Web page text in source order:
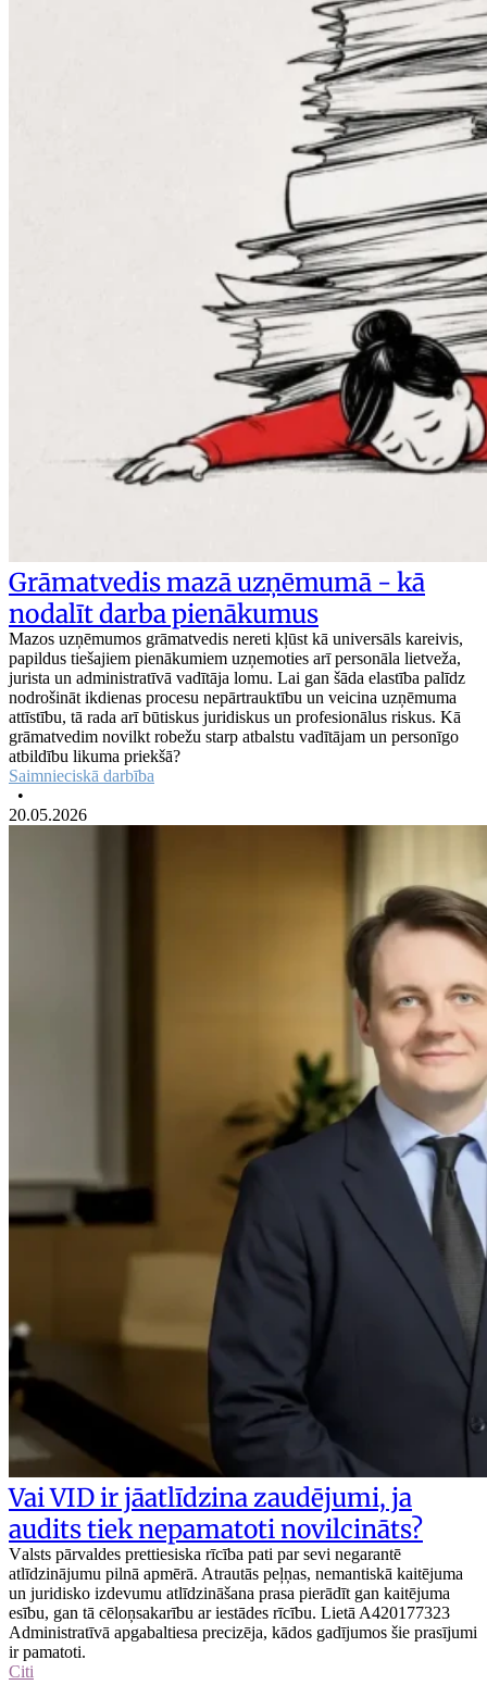
Grāmatvedis mazā uzņēmumā - kā
nodalīt darba pienākumus
Mazos uzņēmumos grāmatvedis nereti kļūst kā universāls kareivis,
papildus tiešajiem pienākumiem uzņemoties arī personāla lietveža,
jurista un administratīvā vadītāja lomu. Lai gan šāda elastība palīdz
nodrošināt ikdienas procesu nepārtrauktību un veicina uzņēmuma
attīstību, tā rada arī būtiskus juridiskus un profesionālus riskus. Kā
grāmatvedim novilkt robežu starp atbalstu vadītājam un personīgo
atbildību likuma priekšā?
Saimnieciskā darbība
•
20.05.2026
Vai VID ir jāatlīdzina zaudējumi, ja
audits tiek nepamatoti novilcināts?
Valsts pārvaldes prettiesiska rīcība pati par sevi negarantē
atlīdzinājumu pilnā apmērā. Atrautās peļņas, nemantiskā kaitējuma
un juridisko izdevumu atlīdzināšana prasa pierādīt gan kaitējuma
esību, gan tā cēloņsakarību ar iestādes rīcību. Lietā A420177323
Administratīvā apgabaltiesa precizēja, kādos gadījumos šie prasījumi
ir pamatoti.
Citi